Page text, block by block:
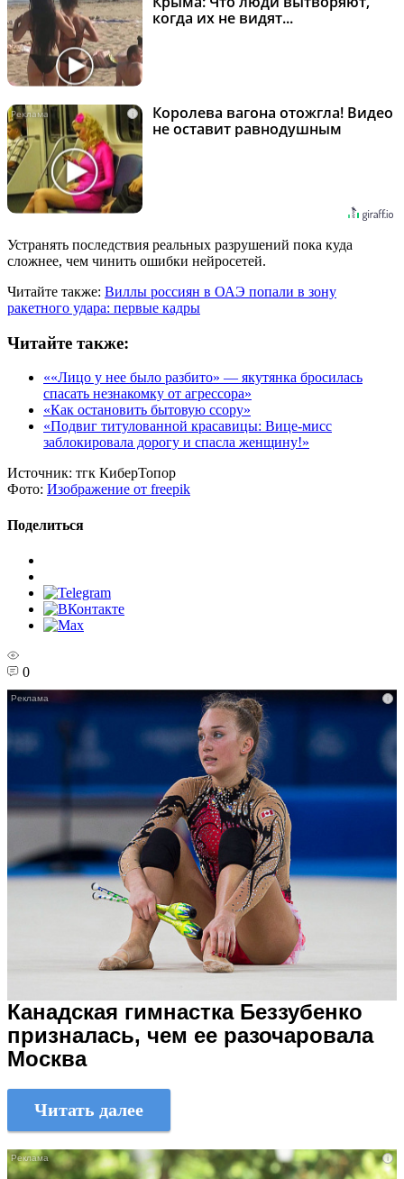
когда их не видят...
i
Королева вагона отожгла! Видео
не оставит равнодушным
Устранять последствия реальных разрушений пока куда
сложнее, чем чинить ошибки нейросетей.
Читайте также: Виллы россиян в ОАЭ попали в зону
ракетного удара: первые кадры
Читайте также:
««Лицо у нее было разбито» — якутянка бросилась
спасать незнакомку от агрессора»
«Как остановить бытовую ссору»
«Подвиг титулованной красавицы: Вице-мисс
заблокировала дорогу и спасла женщину!»
Источник: тгк КиберТопор
Фото: Изображение от freepik
Поделиться
0
i
Канадская гимнастка Беззубенко
призналась, чем ее разочаровала
Москва
Читать далее
i